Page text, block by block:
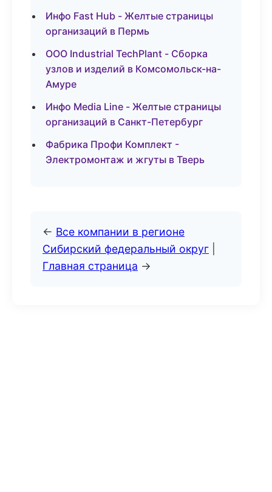
Инфо Fast Hub - Желтые страницы
организаций в Пермь
ООО Industrial TechPlant - Сборка
узлов и изделий в Комсомольск-на-
Амуре
Инфо Media Line - Желтые страницы
организаций в Санкт-Петербург
Фабрика Профи Комплект -
Электромонтаж и жгуты в Тверь
← Все компании в регионе
Сибирский федеральный округ
Главная страница →